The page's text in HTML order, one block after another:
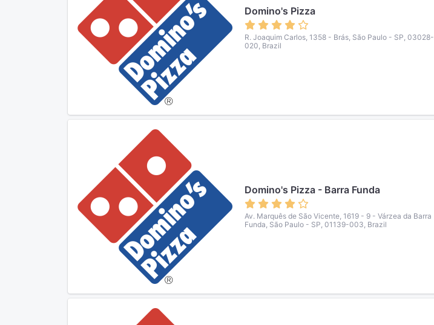
Domino's Pizza
R. Joaquim Carlos, 1358 - Brás, São Paulo - SP, 03028-
020, Brazil
Domino's Pizza - Barra Funda
Av. Marquês de São Vicente, 1619 - 9 - Várzea da Barra
Funda, São Paulo - SP, 01139-003, Brazil